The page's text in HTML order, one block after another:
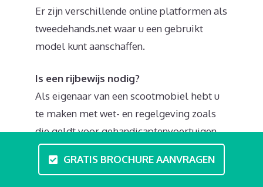
Er zijn verschillende online platformen als
tweedehands.net waar u een gebruikt
model kunt aanschaffen.
Is een rijbewijs nodig?
Als eigenaar van een scootmobiel hebt u
te maken met wet- en regelgeving zoals
die geldt voor gehandicaptenvoertuigen.
Voor het besturen van dit voertuig heb je
dus geen rijbewijs of bromfietscertificaat
GRATIS BROCHURE AANVRAGEN